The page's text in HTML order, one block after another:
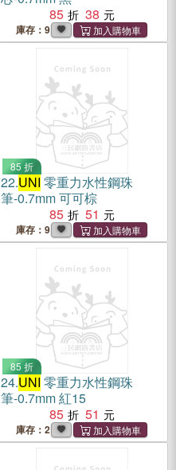
85
38
庫存：9
85 折
22.UNI 零重力水性鋼珠
筆-0.7mm 可可棕
85
51
庫存：9
85 折
24.UNI 零重力水性鋼珠
筆-0.7mm 紅15
85
51
庫存：2